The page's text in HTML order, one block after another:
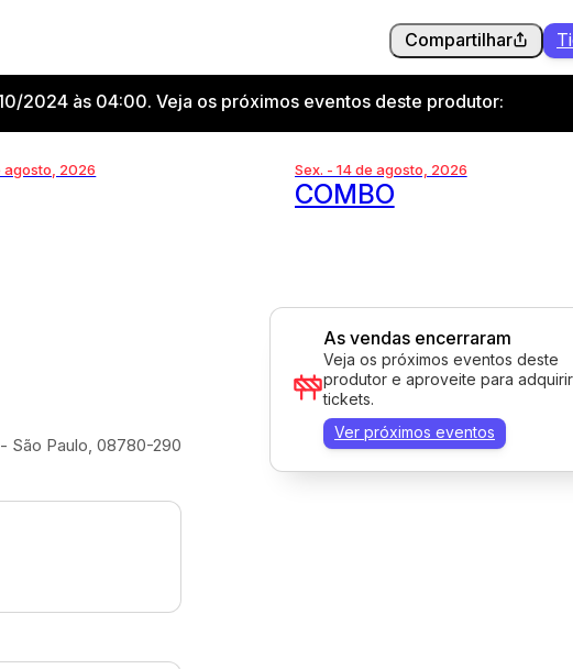
Compartilhar
2024 às 04:00. Veja os próximos eventos deste produtor:
agosto, 2026 Sex. - 14 de agosto, 2026
COMBO
São Paulo, 08780-290
As vendas encerraram
Veja os próximos eventos deste
produtor e aproveite para
tickets.
Ver próximos eventos